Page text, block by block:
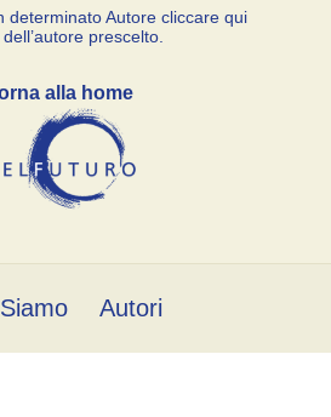
determinato Autore cliccare qui
prescelto.
alla home
Autori